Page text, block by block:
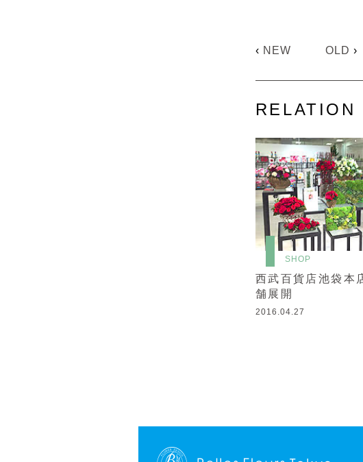
‹ NEW OLD ›
RELATION
SHOP
西武百貨店池袋本
舗展開
2016.04.27